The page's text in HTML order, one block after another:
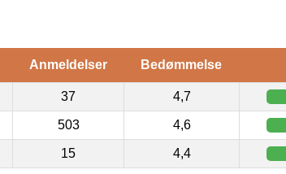
Anmeldelser Bedømmelse
37 4,7
503 4,6
15 4,4